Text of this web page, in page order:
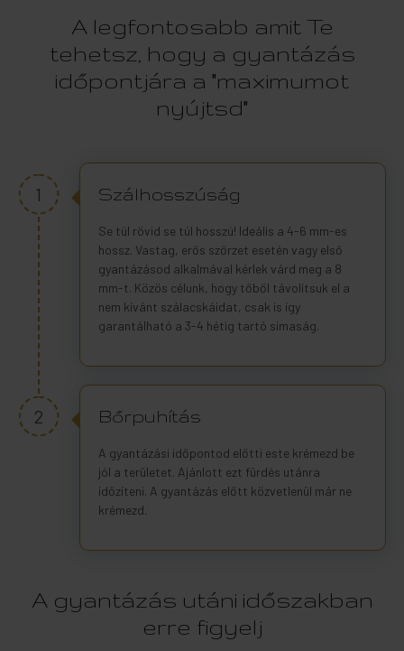
A legfontosabb amit Te
tehetsz, hogy a gyantázás
időpontjára a "maximumot
nyújtsd"
Szálhosszúság
Se túl rövid se túl hosszú! Ideális a 4-6 mm-es
hossz. Vastag, erős szőrzet esetén vagy első
gyantázásod alkalmával kérlek várd meg a 8
mm-t. Közös célunk, hogy tőből távolítsuk el a
nem kívánt szálacskáidat, csak is így
garantálható a 3-4 hétig tartó simaság.
1
Bőrpuhítás
A gyantázási időpontod előtti este krémezd be
jól a területet. Ajánlott ezt fürdés utánra
időzíteni. A gyantázás előtt közvetlenül már ne
krémezd.
2
A gyantázás utáni időszakban
erre figyelj